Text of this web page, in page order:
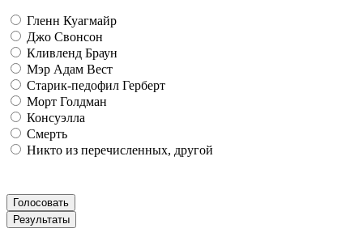
Гленн Куагмайр
Джо Свонсон
Кливленд Браун
Мэр Адам Вест
Старик-педофил Герберт
Морт Голдман
Консуэлла
Смерть
Никто из перечисленных, другой